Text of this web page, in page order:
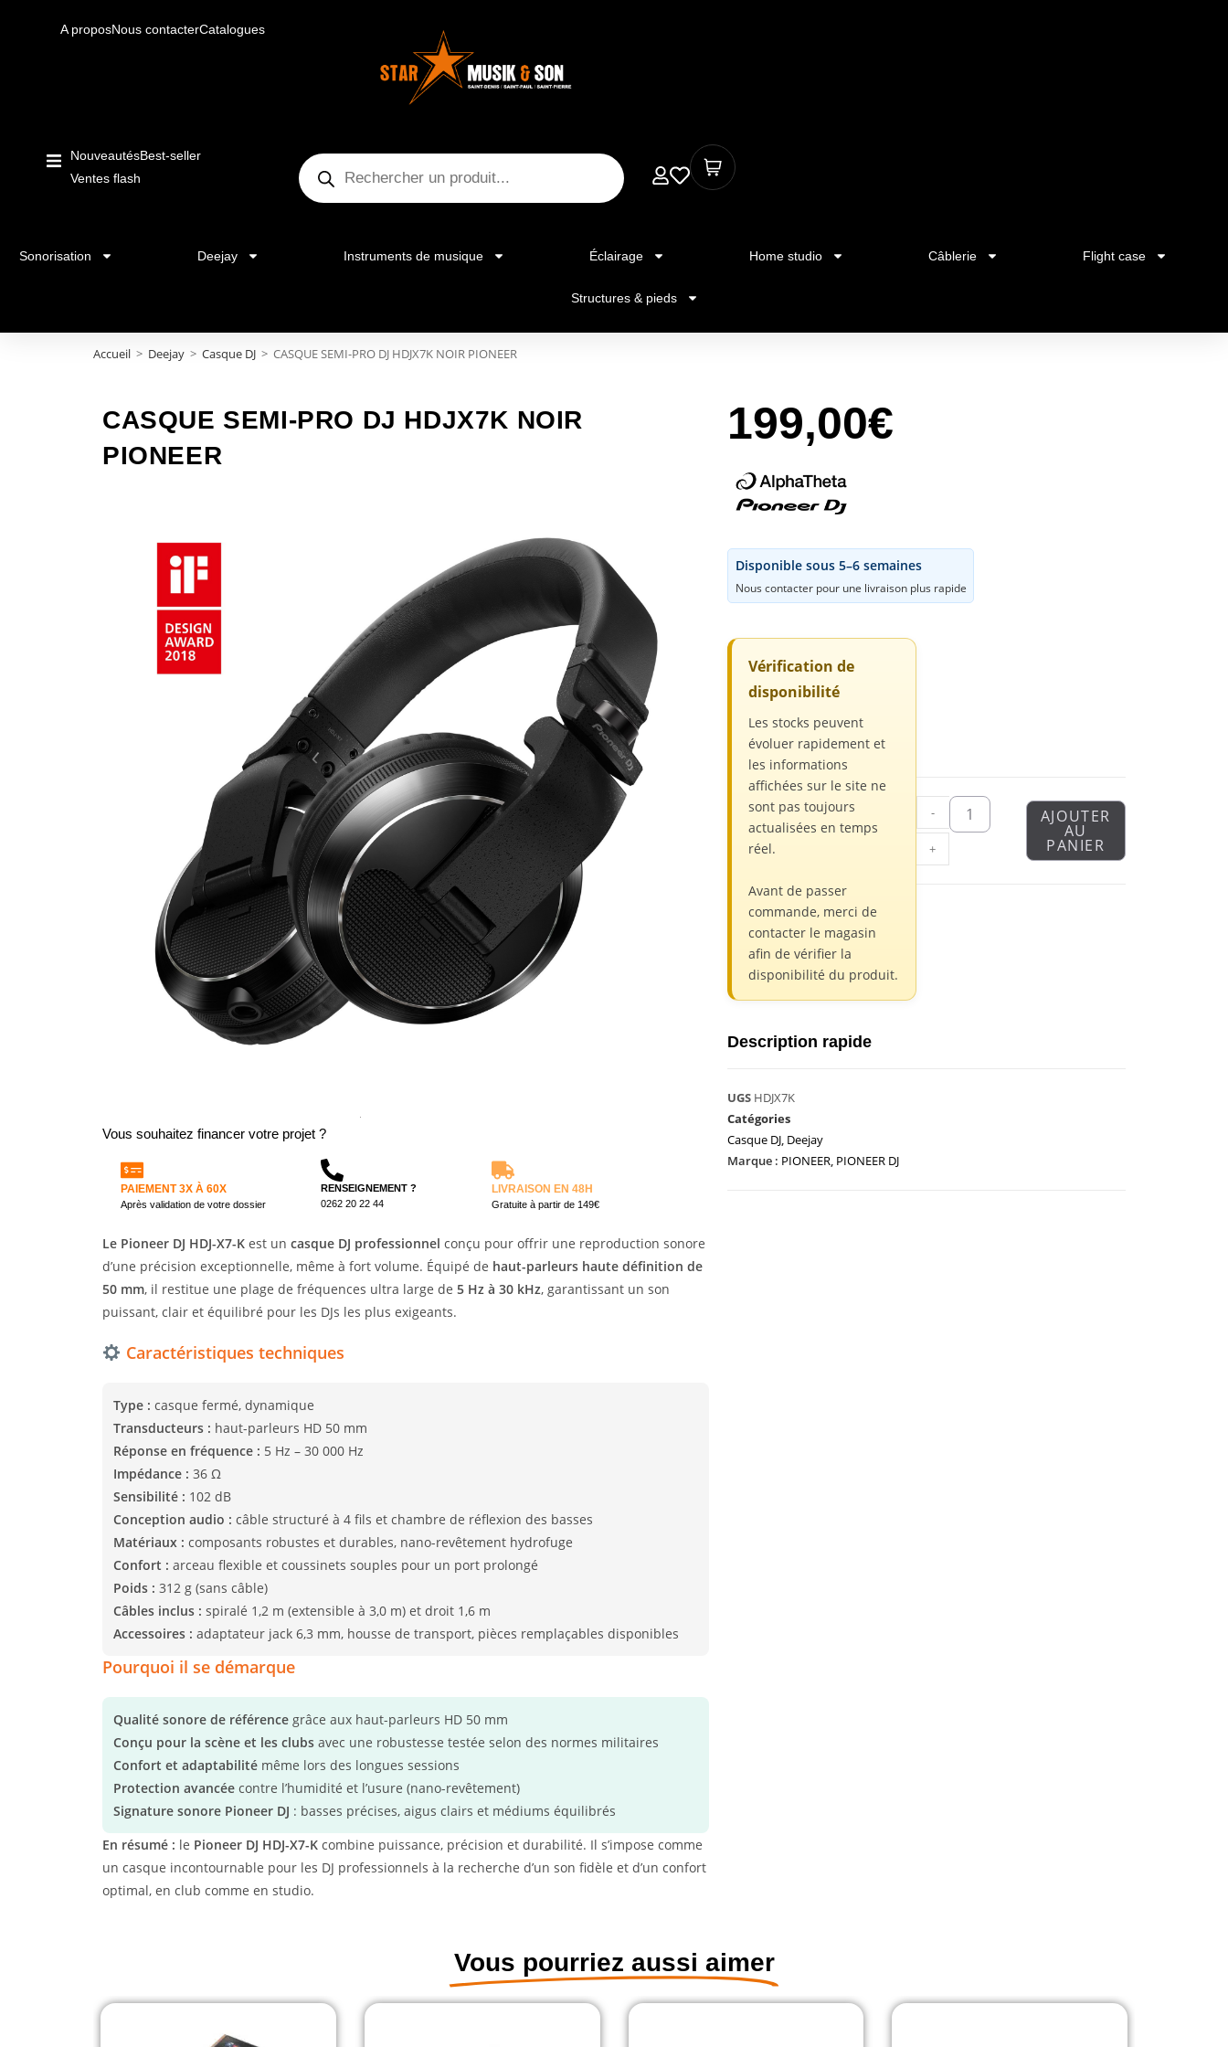
A proposNous contacterCatalogues
NouveautésBest-seller
Ventes flash
Sonorisation Deejay Instruments de musique Éclairage Home studio Câblerie Flight case
Structures & pieds
Accueil > Deejay > Casque DJ > CASQUE SEMI-PRO DJ HDJX7K NOIR PIONEER
CASQUE SEMI-PRO DJ HDJX7K NOIR
PIONEER
Vous souhaitez financer votre projet ?
PAIEMENT 3X À 60X
Après validation de votre dossier
RENSEIGNEMENT ?
0262 20 22 44
LIVRAISON EN 48H
Gratuite à partir de 149€
Le Pioneer DJ HDJ-X7-K est un casque DJ professionnel conçu pour offrir une reproduction sonore
d’une précision exceptionnelle, même à fort volume. Équipé de haut-parleurs haute définition de
50 mm, il restitue une plage de fréquences ultra large de 5 Hz à 30 kHz, garantissant un son
puissant, clair et équilibré pour les DJs les plus exigeants.
Caractéristiques techniques
Type : casque fermé, dynamique
Transducteurs : haut-parleurs HD 50 mm
Réponse en fréquence : 5 Hz – 30 000 Hz
Impédance : 36 Ω
Sensibilité : 102 dB
Conception audio : câble structuré à 4 fils et chambre de réflexion des basses
Matériaux : composants robustes et durables, nano-revêtement hydrofuge
Confort : arceau flexible et coussinets souples pour un port prolongé
Poids : 312 g (sans câble)
Câbles inclus : spiralé 1,2 m (extensible à 3,0 m) et droit 1,6 m
Accessoires : adaptateur jack 6,3 mm, housse de transport, pièces remplaçables disponibles
Pourquoi il se démarque
Qualité sonore de référence grâce aux haut-parleurs HD 50 mm
Conçu pour la scène et les clubs avec une robustesse testée selon des normes militaires
Confort et adaptabilité même lors des longues sessions
Protection avancée contre l’humidité et l’usure (nano-revêtement)
Signature sonore Pioneer DJ : basses précises, aigus clairs et médiums équilibrés
En résumé : le Pioneer DJ HDJ-X7-K combine puissance, précision et durabilité. Il s’impose comme
un casque incontournable pour les DJ professionnels à la recherche d’un son fidèle et d’un confort
optimal, en club comme en studio.
199,00€
Disponible sous 5–6 semaines
Nous contacter pour une livraison plus rapide
Vérification de
disponibilité
Les stocks peuvent
évoluer rapidement et
les informations
affichées sur le site ne
sont pas toujours
actualisées en temps
réel.
Avant de passer
commande, merci de
contacter le magasin
afin de vérifier la
disponibilité du produit.
-
+
AJOUTER
AU
PANIER
Description rapide
UGS HDJX7K
Catégories
Casque DJ, Deejay
Marque : PIONEER, PIONEER DJ
Vous pourriez aussi aimer